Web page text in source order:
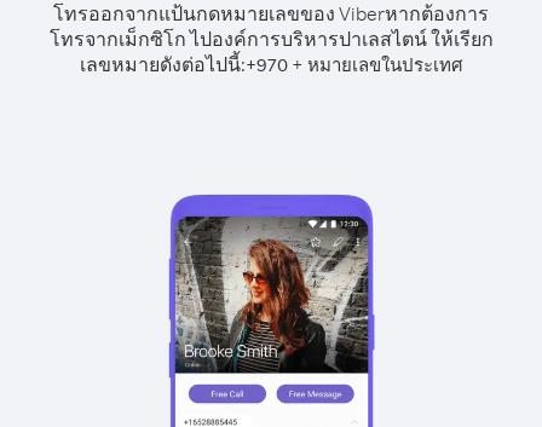
โทรออกจากแป้นกดหมายเลขของ Viberหากต้องการ
โทรจากเม็กซิโก ไปองค์การบริหารปาเลสไตน์ ให้เรียก
เลขหมายดังต่อไปนี้:+970+ หมายเลขในประเทศ